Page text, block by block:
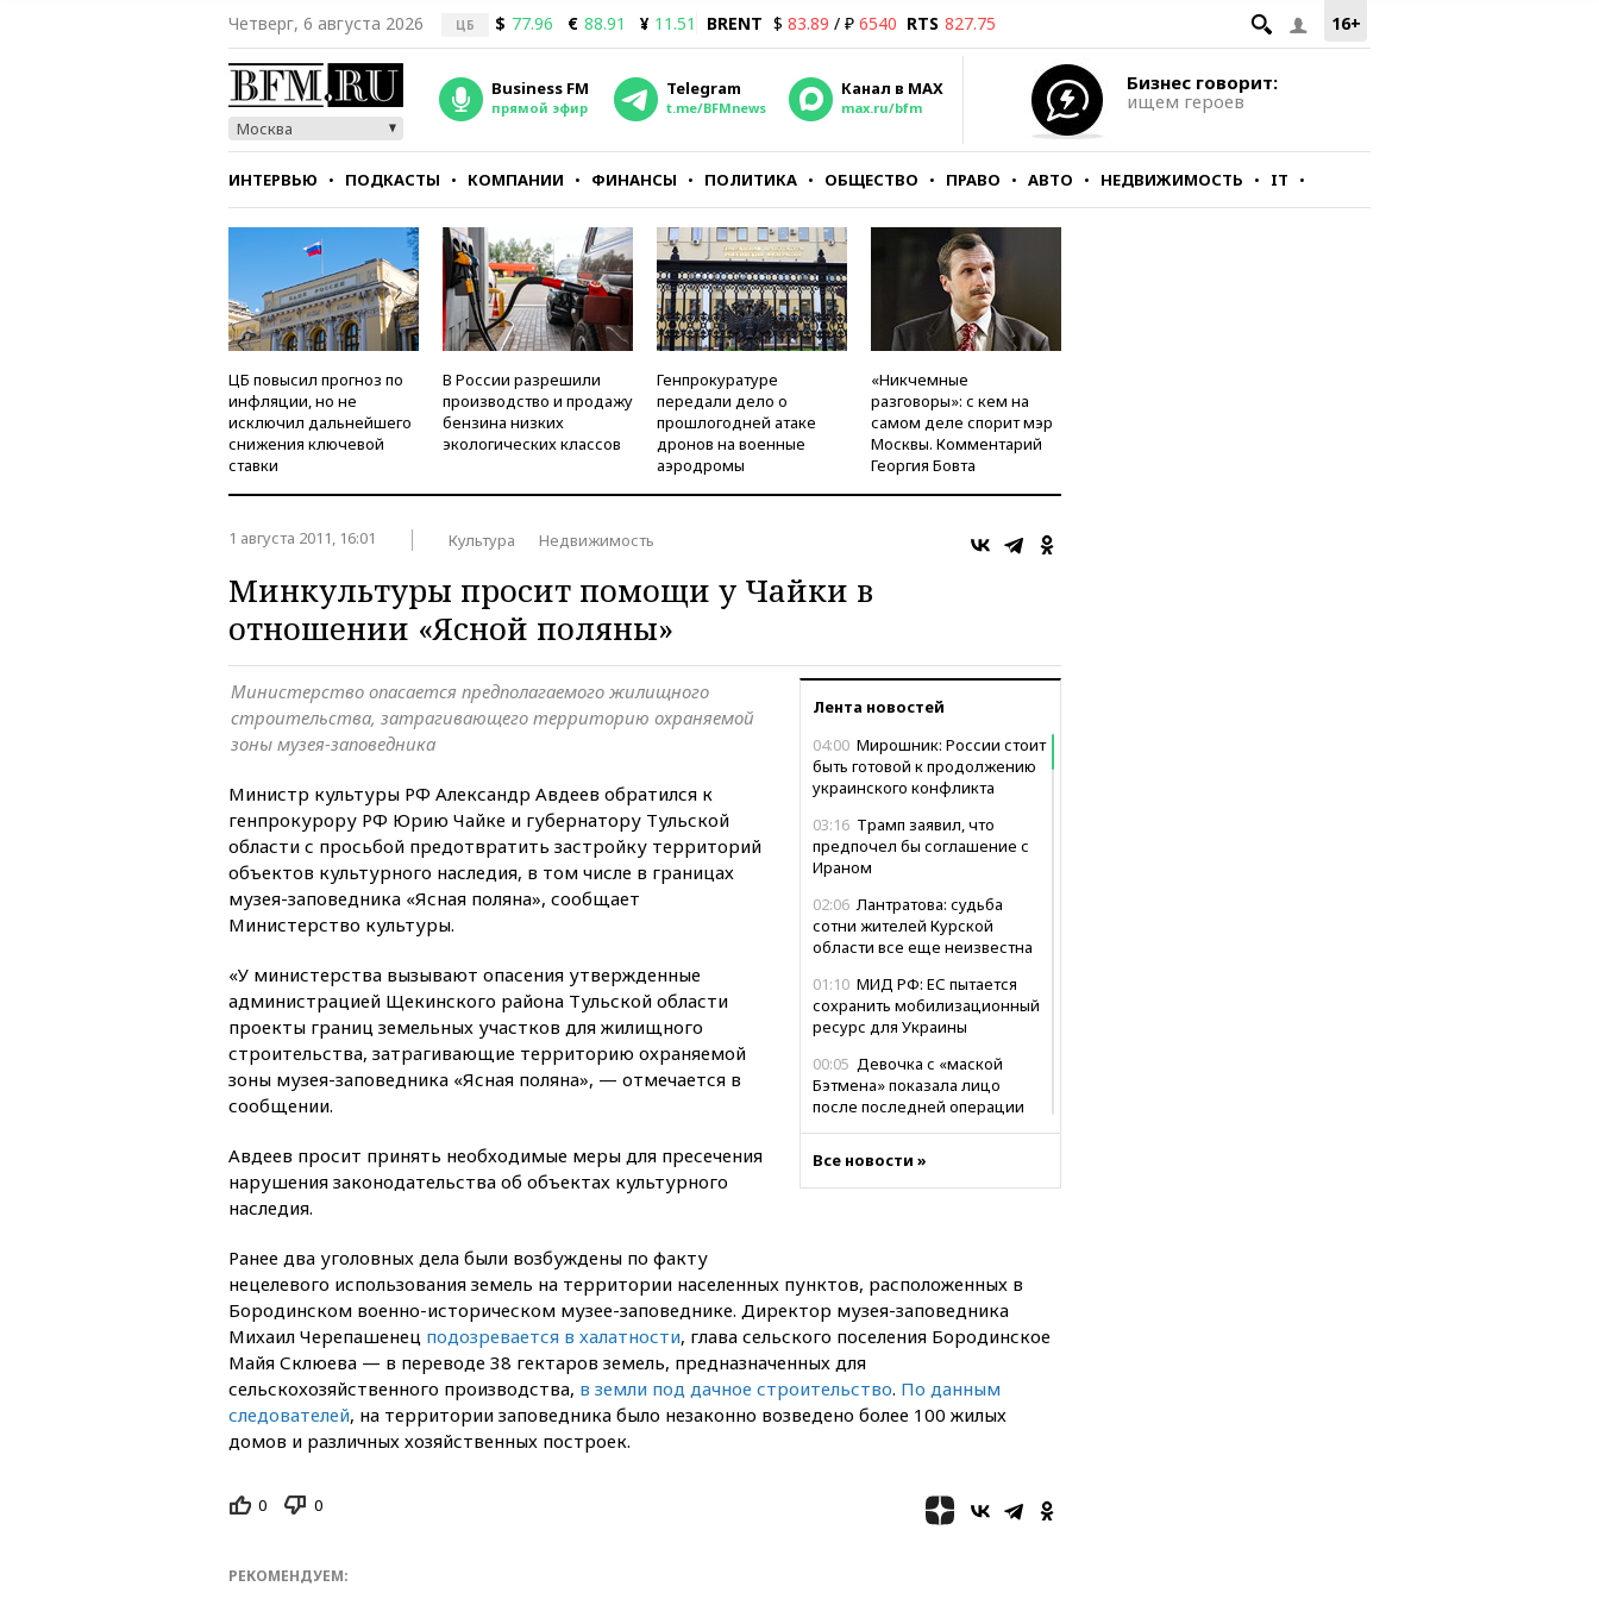
16+
Четверг, 6 августа 2026 ЦБ $ 77.96 € 88.91 ¥ 11.51 BRENT $ 83.89 / ₽ 6540 RTS 827.75
Москва
Business FM
прямой эфир
Telegram
t.me/BFMnews
Канал в MAX
max.ru/bfm
Бизнес говорит:
ищем героев
ИНТЕРВЬЮ ПОДКАСТЫ КОМПАНИИ ФИНАНСЫ ПОЛИТИКА ОБЩЕСТВО ПРАВО АВТО НЕДВИЖИМОСТЬ IT
СТИЛЬ ТЕСТЫ
ЦБ повысил прогноз по
инфляции, но не
исключил дальнейшего
снижения ключевой
ставки
В России разрешили
производство и продажу
бензина низких
экологических классов
Генпрокуратуре
передали дело о
прошлогодней атаке
дронов на военные
аэродромы
«Никчемные
разговоры»: с кем на
самом деле спорит мэр
Москвы. Комментарий
Георгия Бовта
1 августа 2011, 16:01 Культура Недвижимость
Минкультуры просит помощи у Чайки в
отношении «Ясной поляны»
Лента новостей
04:00 Мирошник: России стоит
быть готовой к продолжению
украинского конфликта
03:16 Трамп заявил, что
предпочел бы соглашение с
Ираном
02:06 Лантратова: судьба
сотни жителей Курской
области все еще неизвестна
01:10 МИД РФ: ЕС пытается
сохранить мобилизационный
ресурс для Украины
00:05 Девочка с «маской
Бэтмена» показала лицо
после последней операции
историка Артема Кирпиченка
арестовали в Израиле
вчера, 23:00
X о миграционном кризисе в
Сеуте набрал миллион
просмотров
вчера, 22:49
Минпромторг:
банкротство «Кванта» не
Семь грузовых
Все новости »
Министерство опасается предполагаемого жилищного
строительства, затрагивающего территорию охраняемой
зоны музея-заповедника
Министр культуры РФ Александр Авдеев обратился к
генпрокурору РФ Юрию Чайке и губернатору Тульской
области с просьбой предотвратить застройку территорий
объектов культурного наследия, в том числе в границах
музея-заповедника «Ясная поляна», сообщает
Министерство культуры.
«У министерства вызывают опасения утвержденные
администрацией Щекинского района Тульской области
проекты границ земельных участков для жилищного
строительства, затрагивающие территорию охраняемой
зоны музея-заповедника «Ясная поляна», — отмечается в
сообщении.
Авдеев просит принять необходимые меры для пресечения
нарушения законодательства об объектах культурного
наследия.
Ранее два уголовных дела были возбуждены по факту
нецелевого использования земель на территории населенных пунктов, расположенных в
Бородинском военно-историческом музее-заповеднике. Директор музея-заповедника
Михаил Черепашенец подозревается в халатности, глава сельского поселения Бородинское
Майя Склюева — в переводе 38 гектаров земель, предназначенных для
сельскохозяйственного производства, в земли под дачное строительство. По данным
следователей, на территории заповедника было незаконно возведено более 100 жилых
домов и различных хозяйственных построек.
0 0
РЕКОМЕНДУЕМ: